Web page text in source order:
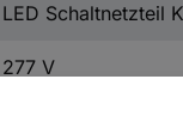
LED Schaltnetzteil
277 V